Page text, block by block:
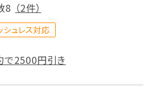
8 （2件）
シュレス対応
2500円引き